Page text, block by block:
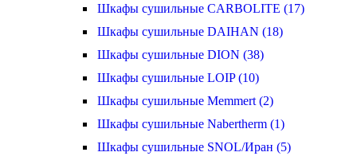
Шкафы сушильные CARBOLITE (17)
Шкафы сушильные DAIHAN (18)
Шкафы сушильные DION (38)
Шкафы сушильные LOIP (10)
Шкафы сушильные Memmert (2)
Шкафы сушильные Nabertherm (1)
Шкафы сушильные SNOL/Иран (5)